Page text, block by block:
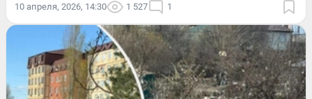
10 апреля, 2026, 14:30 1 527 1